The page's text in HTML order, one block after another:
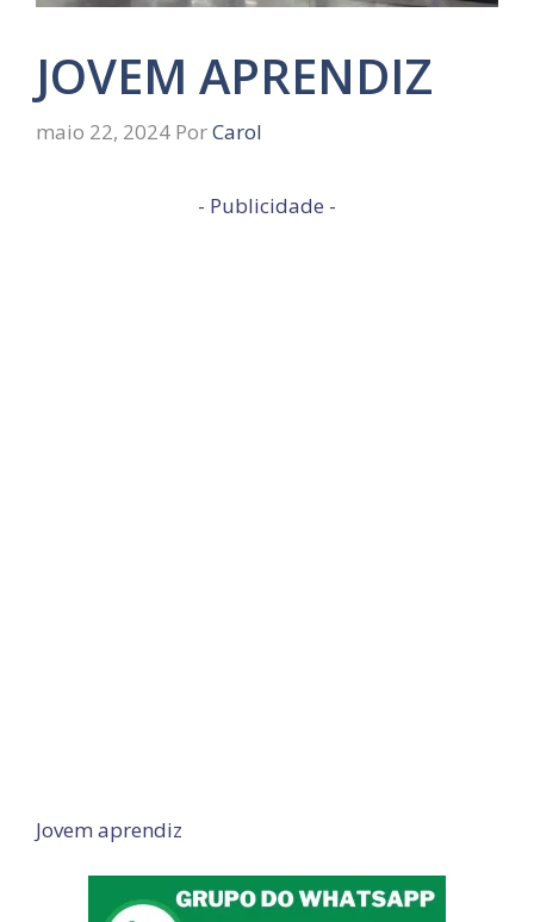
JOVEM APRENDIZ
maio 22, 2024 PorCarol
- Publicidade -
Jovem aprendiz